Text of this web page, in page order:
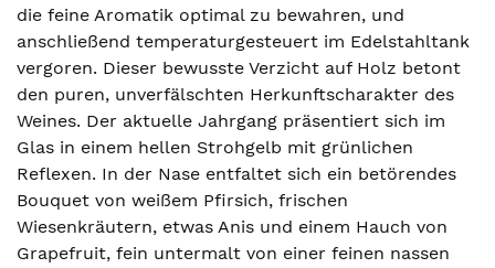
die feine Aromatik optimal zu bewahren, und
anschließend temperaturgesteuert im Edelstahltank
vergoren. Dieser bewusste Verzicht auf Holz betont
den puren, unverfälschten Herkunftscharakter des
Weines. Der aktuelle Jahrgang präsentiert sich im
Glas in einem hellen Strohgelb mit grünlichen
Reflexen. In der Nase entfaltet sich ein betörendes
Bouquet von weißem Pfirsich, frischen
Wiesenkräutern, etwas Anis und einem Hauch von
Grapefruit, fein untermalt von einer feinen nassen